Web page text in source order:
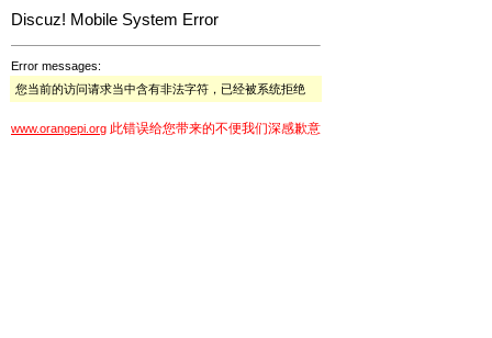
Discuz! Mobile System Error
Error messages:
您当前的访问请求当中含有非法字符，已经被系统拒绝
www.orangepi.org 此错误给您带来的不便我们深感歉意